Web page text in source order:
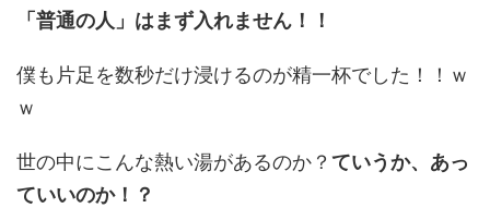
「普通の人」はまず入れません！！
僕も片足を数秒だけ浸けるのが精一杯でした！！ｗ
ｗ
世の中にこんな熱い湯があるのか？ ていうか、あっ
ていいのか！？